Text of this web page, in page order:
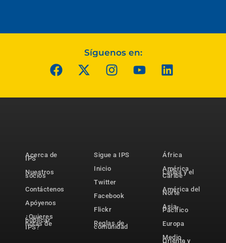
Síguenos en:
Acerca de
IPS
Nuestros
socios
Contáctenos
Apóyenos
¿Quieres
publicar
notas de
IPS?
Sigue a IPS
Inicio
Twitter
Facebook
Flickr
Reglas de
comunidad
África
América
Latina y el
Caribe
América del
Norte
Asia-
Pacífico
Europa
Medio
Oriente y